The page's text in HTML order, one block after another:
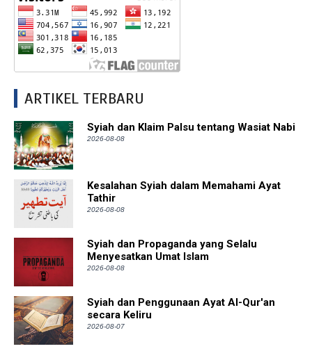
ARTIKEL TERBARU
Syiah dan Klaim Palsu tentang Wasiat Nabi
2026-08-08
Kesalahan Syiah dalam Memahami Ayat
Tathir
2026-08-08
Syiah dan Propaganda yang Selalu
Menyesatkan Umat Islam
2026-08-08
Syiah dan Penggunaan Ayat Al-Qur'an
secara Keliru
2026-08-07